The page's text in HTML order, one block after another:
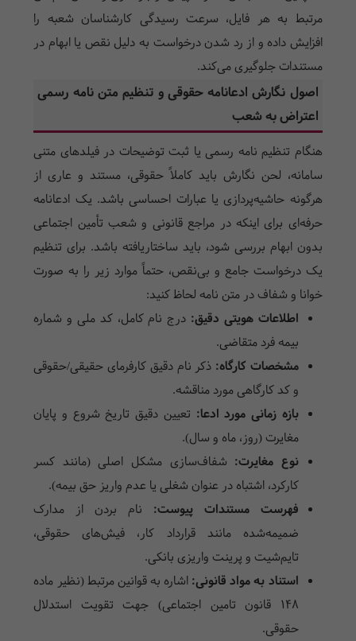
مرتبط به هر فایل، سرعت رسیدگی کارشناسان شعبه را
افزایش داده و از رد شدن درخواست به دلیل نقص یا ابهام در
مستندات جلوگیری می‌کند.
اصول نگارش ادعانامه حقوقی و تنظیم متن نامه رسمی
اعتراض به شعب
هنگام تنظیم نامه رسمی یا ثبت توضیحات در فیلدهای متنی
سامانه، لحن نگارش باید کاملاً حقوقی، مستند و عاری از
هرگونه حاشیه‌پردازی یا عبارات احساسی باشد. یک ادعانامه
حرفه‌ای برای اینکه در مراجع قانونی و شعب تأمین اجتماعی
بدون ابهام بررسی شود، باید ساختاریافته باشد. برای تنظیم
یک درخواست جامع و بی‌نقص، حتماً موارد زیر را به صورت
خوانا و شفاف در متن نامه لحاظ کنید:
اطلاعات هویتی دقیق: درج نام کامل، کد ملی و شماره
بیمه فرد متقاضی.
مشخصات کارگاه: ذکر نام دقیق کارفرمای حقیقی/حقوقی
و کد کارگاهی مورد مناقشه.
بازه زمانی مورد ادعا: تعیین دقیق تاریخ شروع و پایان
مغایرت (روز، ماه و سال).
نوع مغایرت: شفاف‌سازی مشکل اصلی (مانند کسر
کارکرد، اشتباه در عنوان شغلی یا عدم واریز حق بیمه).
فهرست مستندات پیوست: نام بردن از مدارک
ضمیمه‌شده مانند قرارداد کار، فیش‌های حقوقی،
تایم‌شیت و پرینت واریزی بانکی.
استناد به مواد قانونی: اشاره به قوانین مرتبط (نظیر ماده
۱۴۸ قانون تامین اجتماعی) جهت تقویت استدلال
حقوقی.